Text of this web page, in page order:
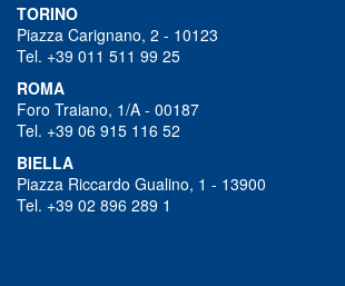
TORINO
Piazza Carignano, 2 - 10123
Tel. +39 011 511 99 25
ROMA
Foro Traiano, 1/A - 00187
Tel. +39 06 915 116 52
BIELLA
Piazza Riccardo Gualino, 1 - 13900
Tel. +39 02 896 289 1